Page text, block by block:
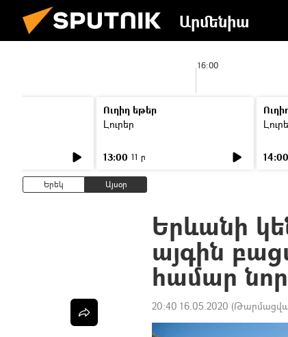
Արմենիա
16:00
Ուղիղ եթեր
Լուրեր
13:00 11 ր 14:00
Երեկ Այսօր
Երևանի
այգին
համար
20:40 16.05.2020